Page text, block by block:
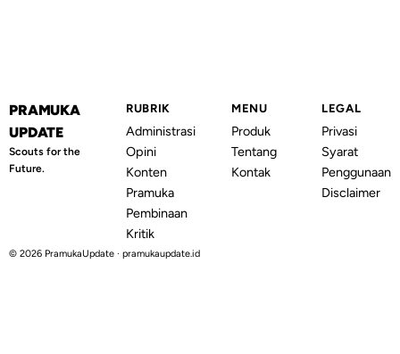
PRAMUKA
UPDATE
Scouts for the
Future.
RUBRIK
Administrasi
Opini
Konten
Pramuka
Pembinaan
Kritik
MENU
Produk
Tentang
Kontak
LEGAL
Privasi
Syarat
Penggunaan
Disclaimer
© 2026 PramukaUpdate · pramukaupdate.id